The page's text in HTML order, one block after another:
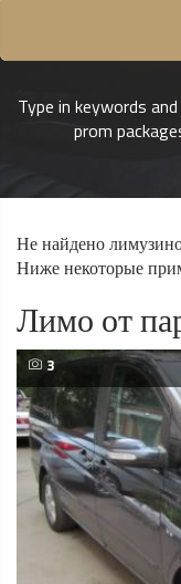
Type in keywords
prom
Не найдено
Ниже некоторые
Лимо от
3